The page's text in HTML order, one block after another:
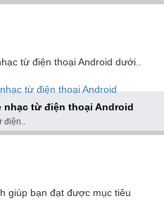
tốt nhất..
từ điện thoại Android dưới..
nhạc từ điện thoại Android
điện..
giúp bạn đạt được mục tiêu